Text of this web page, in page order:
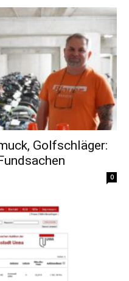
Golfschläger:
0